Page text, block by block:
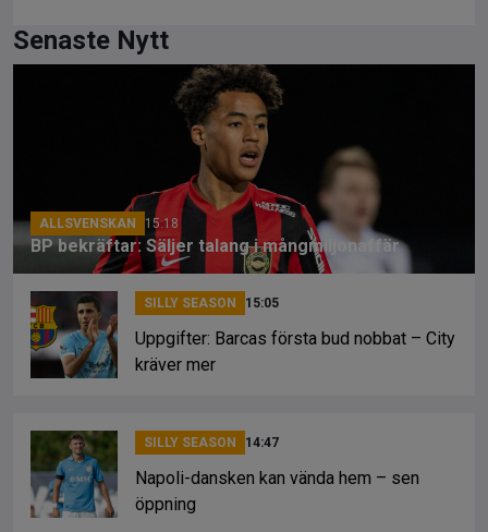
b
o
o
k
a
d
k
Senaste Nytt
ALLSVENSKAN 15:18
BP bekräftar: Säljer talang i mångmiljonaffär
SILLY SEASON 15:05
Uppgifter: Barcas första bud nobbat – City
kräver mer
SILLY SEASON 14:47
Napoli-dansken kan vända hem – sen
öppning